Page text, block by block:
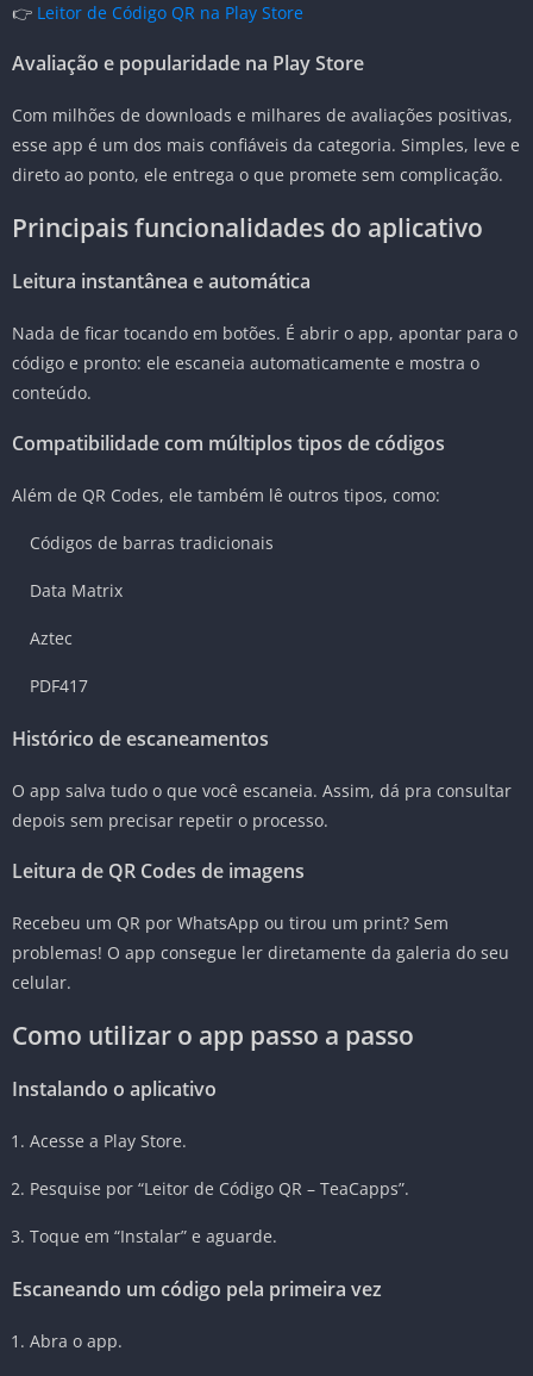
👉 Leitor de Código QR na Play Store
Avaliação e popularidade na Play Store
Com milhões de downloads e milhares de avaliações positivas,
esse app é um dos mais confiáveis da categoria. Simples, leve e
direto ao ponto, ele entrega o que promete sem complicação.
Principais funcionalidades do aplicativo
Leitura instantânea e automática
Nada de ficar tocando em botões. É abrir o app, apontar para o
código e pronto: ele escaneia automaticamente e mostra o
conteúdo.
Compatibilidade com múltiplos tipos de códigos
Além de QR Codes, ele também lê outros tipos, como:
Códigos de barras tradicionais
Data Matrix
Aztec
PDF417
Histórico de escaneamentos
O app salva tudo o que você escaneia. Assim, dá pra consultar
depois sem precisar repetir o processo.
Leitura de QR Codes de imagens
Recebeu um QR por WhatsApp ou tirou um print? Sem
problemas! O app consegue ler diretamente da galeria do seu
celular.
Como utilizar o app passo a passo
Instalando o aplicativo
Acesse a Play Store.
Pesquise por “Leitor de Código QR – TeaCapps”.
Toque em “Instalar” e aguarde.
Escaneando um código pela primeira vez
Abra o app.